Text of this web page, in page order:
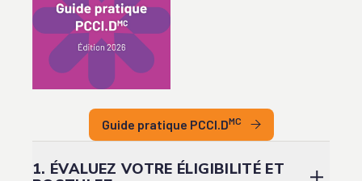
Guide pratique PCCI.DMC
1. ÉVALUEZ VOTRE ÉLIGIBILITÉ ET